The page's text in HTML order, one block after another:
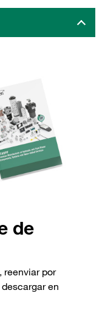
de
reenviar por
en